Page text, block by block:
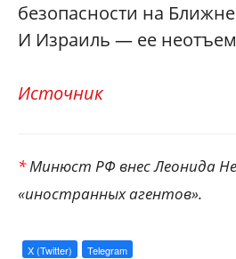
безопасности на
И Израиль — ее
Источник
*Минюст РФ внес Леонида
«иностранных агентов».
X (Twitter) Telegram